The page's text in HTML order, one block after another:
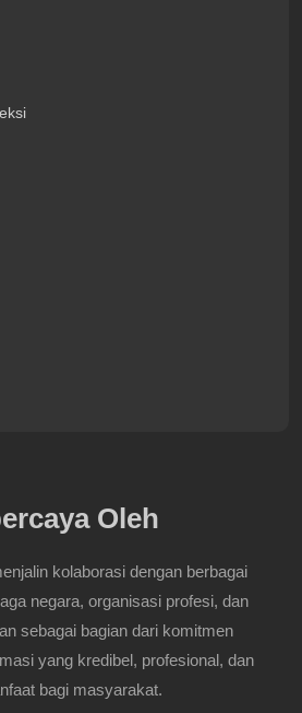
Oleh
kolaborasi dengan berbagai
negara, organisasi profesi, dan
sebagai bagian dari komitmen
yang kredibel, profesional, dan
bagi masyarakat.